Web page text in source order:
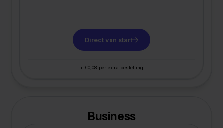
Direct van start
+ €0,08 per extra bestelling
Business